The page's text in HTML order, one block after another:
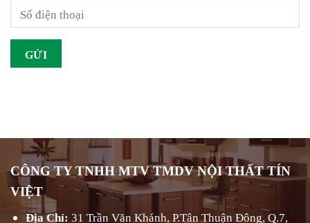
CÔNG TY TNHH MTV TMDV NỘI THẤT TÍN
VIỆT
Địa Chỉ: 31 Trần Văn Khánh, P.Tân Thuận Đông, Q.7,